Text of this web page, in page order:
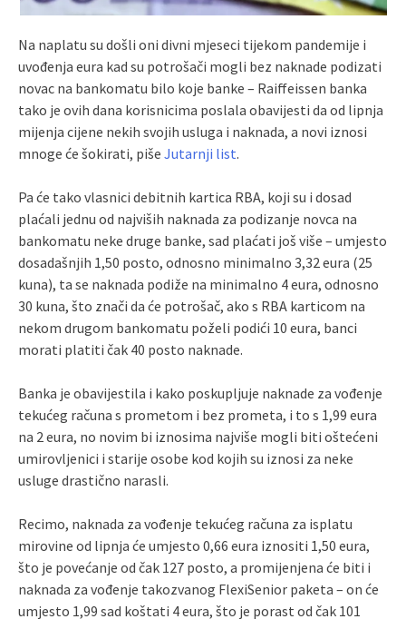
Na naplatu su došli oni divni mjeseci tijekom pandemije i
uvođenja eura kad su potrošači mogli bez naknade podizati
novac na bankomatu bilo koje banke – Raiffeissen banka
tako je ovih dana korisnicima poslala obavijesti da od lipnja
mijenja cijene nekih svojih usluga i naknada, a novi iznosi
mnoge će šokirati, piše Jutarnji list.
Pa će tako vlasnici debitnih kartica RBA, koji su i dosad
plaćali jednu od najviših naknada za podizanje novca na
bankomatu neke druge banke, sad plaćati još više – umjesto
dosadašnjih 1,50 posto, odnosno minimalno 3,32 eura (25
kuna), ta se naknada podiže na minimalno 4 eura, odnosno
30 kuna, što znači da će potrošač, ako s RBA karticom na
nekom drugom bankomatu poželi podići 10 eura, banci
morati platiti čak 40 posto naknade.
Banka je obavijestila i kako poskupljuje naknade za vođenje
tekućeg računa s prometom i bez prometa, i to s 1,99 eura
na 2 eura, no novim bi iznosima najviše mogli biti oštećeni
umirovljenici i starije osobe kod kojih su iznosi za neke
usluge drastično narasli.
Recimo, naknada za vođenje tekućeg računa za isplatu
mirovine od lipnja će umjesto 0,66 eura iznositi 1,50 eura,
što je povećanje od čak 127 posto, a promijenjena će biti i
naknada za vođenje takozvanog FlexiSenior paketa – on će
umjesto 1,99 sad koštati 4 eura, što je porast od čak 101